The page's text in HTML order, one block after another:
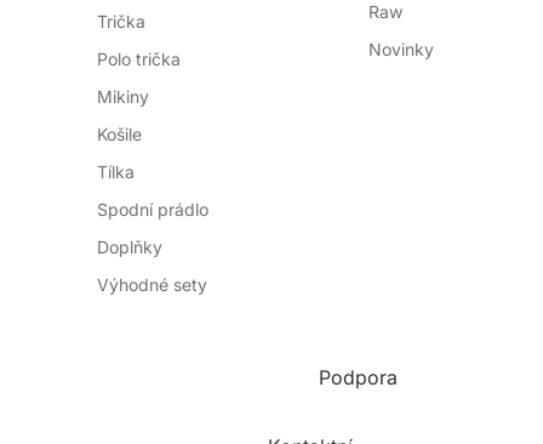
Trička
Polo trička
Mikiny
Košile
Tílka
Spodní prádlo
Doplňky
Výhodné sety
Raw
Novinky
Podpora